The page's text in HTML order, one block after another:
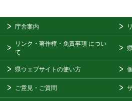
庁舎案内
リンク・著作権・免責事項 につい
て
県ウェブサイトの使い方
ご意見・ご質問